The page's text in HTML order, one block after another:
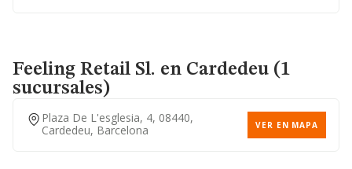
Feeling Retail Sl. en Cardedeu (1
sucursales)
Plaza De L'esglesia, 4, 08440,
Cardedeu, Barcelona
VER EN MAPA